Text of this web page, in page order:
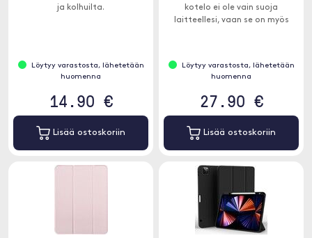
ja kolhuilta.
Löytyy varastosta, lähetetään
huomenna
14.90 €
Lisää ostoskoriin
kotelo ei ole vain suoja
laitteellesi, vaan se on myös
Löytyy varastosta, lähetetään
huomenna
27.90 €
Lisää ostoskoriin